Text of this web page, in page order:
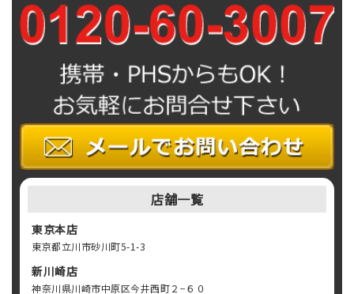
店舗一覧
東京本店
東京都立川市砂川町5-1-3
新川崎店
神奈川県川崎市中原区今井西町２−６０